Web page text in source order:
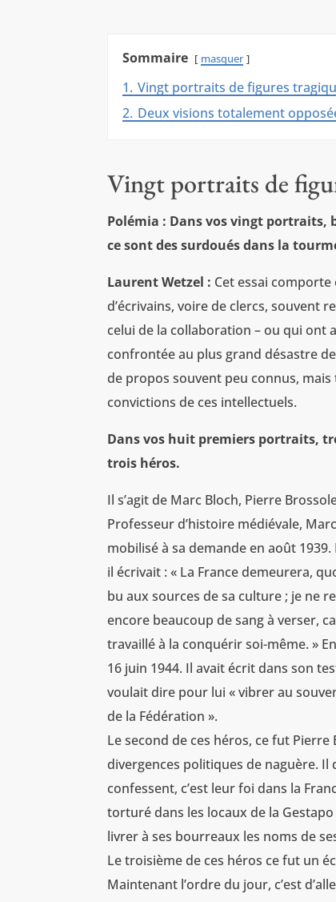
Sommaire masquer
1. Vingt portraits de figures
2. Deux visions totalement
Vingt portraits de
Polémia : Dans vos vingt portraits,
ce sont des surdoués dans la
Laurent Wetzel : Cet essai
d’écrivains, voire de clercs, souvent
celui de la collaboration – ou qui ont
confrontée au plus grand désastre
de propos souvent peu connus,
convictions de ces intellectuels.
Dans vos huit premiers portraits,
trois héros.
Il s’agit de Marc Bloch, Pierre
Professeur d’histoire médiévale,
mobilisé à sa demande en août
il écrivait : « La France demeurera,
bu aux sources de sa culture ; je ne
encore beaucoup de sang à verser,
travaillé à la conquérir soi-même. »
16 juin 1944. Il avait écrit dans son
voulait dire pour lui « vibrer au
de la Fédération ».
Le second de ces héros, ce fut
divergences politiques de naguère. Il
confessent, c’est leur foi dans la
torturé dans les locaux de la
livrer à ses bourreaux les noms de
Le troisième de ces héros ce fut un
Maintenant l’ordre du jour, c’est